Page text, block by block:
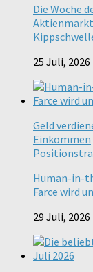
Die Woche
25 Juli, 2026
Geld
Einkommen
Human-in-
Farce wird
29 Juli, 2026